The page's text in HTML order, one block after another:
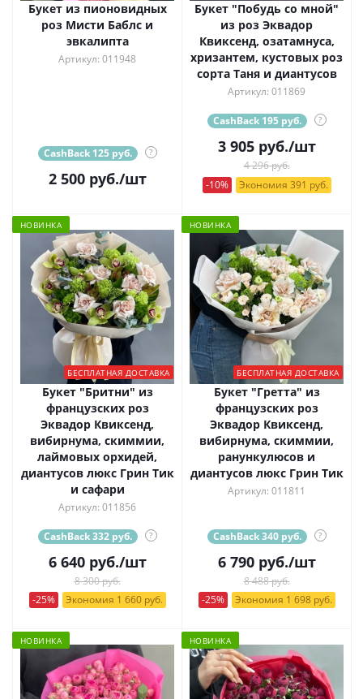
Букет из пионовидных
роз Мисти Баблс и
эвкалипта
Артикул: 011948
CashBack 125 руб. ?
2 500руб./шт
Букет "Побудь со мной"
из роз Эквадор
Квиксенд, озатамнуса,
хризантем, кустовых роз
сорта Таня и диантусов
Артикул: 011869
CashBack 195 руб. ?
3 905руб./шт
4 296 руб.
-10%
Экономия 391 руб.
НОВИНКА
БЕСПЛАТНАЯ ДОСТАВКА
Букет "Бритни" из
французских роз
Эквадор Квиксенд,
вибирнума, скиммии,
лаймовых орхидей,
диантусов люкс Грин Тик
и сафари
Артикул: 011856
CashBack 332 руб. ?
6 640руб./шт
8 300 руб.
-25%
Экономия 1 660 руб.
НОВИНКА
БЕСПЛАТНАЯ ДОСТАВКА
Букет "Гретта" из
французских роз
Эквадор Квиксенд,
вибирнума, скиммии,
ранункулюсов и
диантусов люкс Грин Тик
Артикул: 011811
CashBack 340 руб. ?
6 790руб./шт
8 488 руб.
-25%
Экономия 1 698 руб.
НОВИНКА НОВИНКА